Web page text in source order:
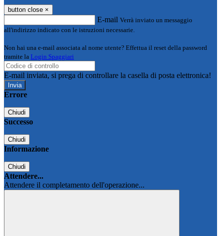
button close ×
E-mail Verrà inviato un messaggio
all'indirizzo indicato con le istruzioni necessarie.
Non hai una e-mail associata al nome utente? Effettua il reset della password
tramite la Login Spaggiari
E-mail inviata, si prega di controllare la casella di posta elettronica!
Errore
Chiudi
Successo
Chiudi
Informazione
Chiudi
Attendere...
Attendere il completamento dell'operazione...